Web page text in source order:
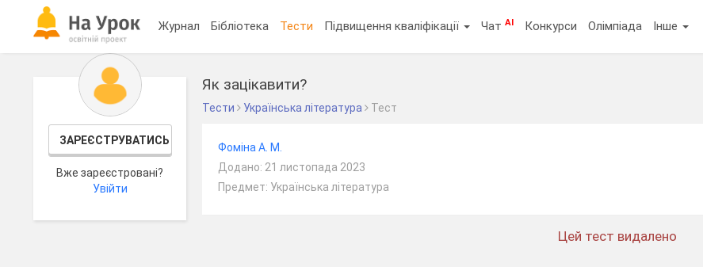
Журнал Бібліотека Тести Підвищення кваліфікації ЧатAI Конкурси Олімпіада Інше
ЗАРЕЄСТРУВАТИСЬ
Вже зареєстровані?
Увійти
Як зацікавити?
Тести Українська література Тест
Фоміна А. М.
Додано: 21 листопада 2023
Предмет: Українська література
Цей тест видалено